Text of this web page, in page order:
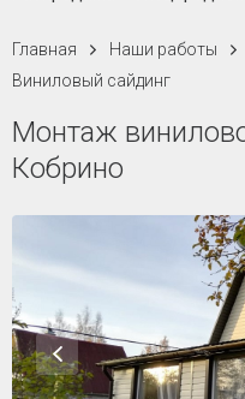
Главная Наши работы
Виниловый сайдинг
Монтаж
Кобрино